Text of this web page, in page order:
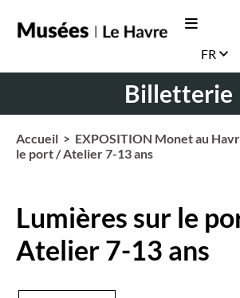
FR
Billetterie
Accueil > EXPOSITION Monet au
le port / Atelier 7-13 ans
Lumières sur le
Atelier 7-13 ans